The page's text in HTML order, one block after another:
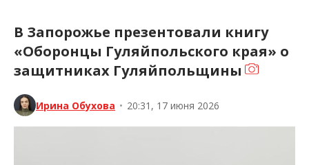
В Запорожье презентовали книгу
«Оборонцы Гуляйпольского края» о
защитниках Гуляйпольщины
Ирина Обухова • 20:31, 17 июня 2026